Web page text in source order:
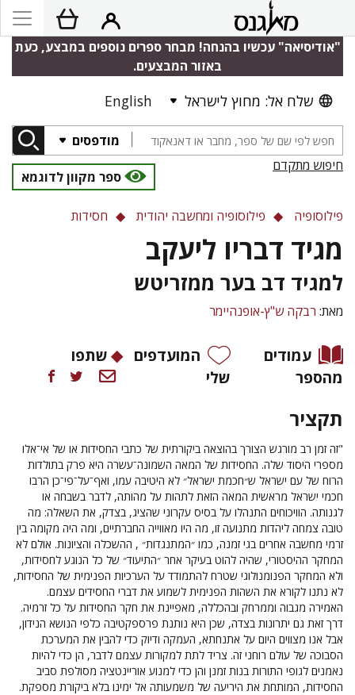
"אודיסיאה" עכשיו בהנחה! מבחר ספרים נוספים במבצע, כעת
באזור המבצעים.
שלח אל: מחוץ לישראל English
מודפסים
חיפוש מתקדם
ספר מקוון לדוגמא
פילוסופיה פילוסופיה ומחשבה יהודית חסידות
מגיד דבריו ליעקב
למגיד דב בער ממזריטש
מאת: רבקה ש"ץ-אופנהיימר
עמודים
מהספר
המועדפים
שלי
שתפו
תקציר
"זה זמן רב מורגש הצורך בהוצאה ביקורתית של כתבי החסידות או של אי־אלו
מספרי היסוד שלה. החסידות של המאה השמונה־עשרה היא פרק בתולדות
הרוח של עם ישראל ש״חכמת ישראל״ לא היטיבה עמו, ואף־על־פי־כן הרבו
חכמי ישראל מראשית המאה הזאת לתהות על מהותה, לדבר בשבחה או
לגנותה. הוויכוחים התנהלו על בסיס עקרוני שהציג, בצדק, את השאלה: מה
טובה צמחה ליהדות מתנועה זו, מה היו מאווייה החברתיים, ומה היה מקומה בין
זרמי מחשבה אחרים בגי זמנה, כמו ״המתנגדות״ , ההשכלה והציונות. אולם לא
המחקר ההיסטורי, שהיה להוט בעיקר אחר ״התיעוד״ של כל הנוגע לחסידות,
ולא המחקר הפנומנולוגי שטרח להתמודד על הערכיות הפנימית של החסידות,
לא נתנו לקורא את השהות הפנימית לשמוע את דברי החסידים עצמם.
האמירה מגבוה וממרחק ובהכללה, מאפיינת את חקר החסידות על כל זרמיה.
דרך זאת גם יתרונות בצדה, שכן היא נותנת פרספקטיבה כלפי הנושא הנידון,
אבל אנו מצווים היום על אתנחתא, העמקה ודיוק כדי להבין את המערכת
הסבוכה של עולם רוחני זה. צריד לתת למקורות עצמם לדבר, הן כדי להיות
נאמנים לגופי התורות בנות זמנן והן כדי למנוע אוריינטציה מסולפת סביב
החסידות, המותחת את היריעה של משמעותה אל ימינו בלא ביקורת מספקת.